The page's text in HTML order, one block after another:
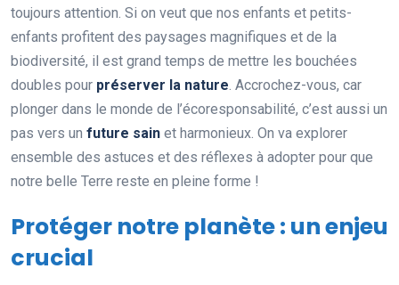
toujours attention. Si on veut que nos enfants et petits-
enfants profitent des paysages magnifiques et de la
biodiversité, il est grand temps de mettre les bouchées
doubles pour préserver la nature. Accrochez-vous, car
plonger dans le monde de l’écoresponsabilité, c’est aussi un
pas vers un future sain et harmonieux. On va explorer
ensemble des astuces et des réflexes à adopter pour que
notre belle Terre reste en pleine forme !
Protéger notre planète : un enjeu
crucial